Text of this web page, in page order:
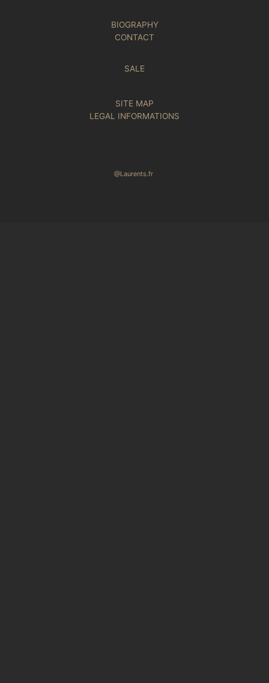
BIOGRAPHY
CONTACT
SALE
SITE MAP
LEGAL INFORMATIONS
@Laurents.fr